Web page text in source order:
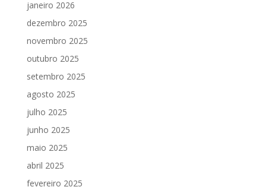
janeiro 2026
dezembro 2025
novembro 2025
outubro 2025
setembro 2025
agosto 2025
julho 2025
junho 2025
maio 2025
abril 2025
fevereiro 2025